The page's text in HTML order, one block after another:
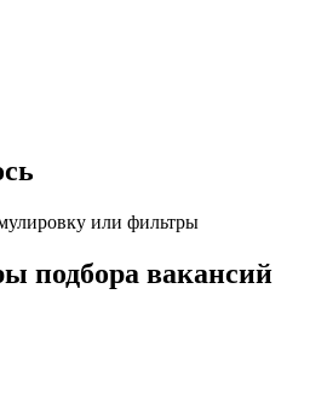
или фильтры
подбора вакансий